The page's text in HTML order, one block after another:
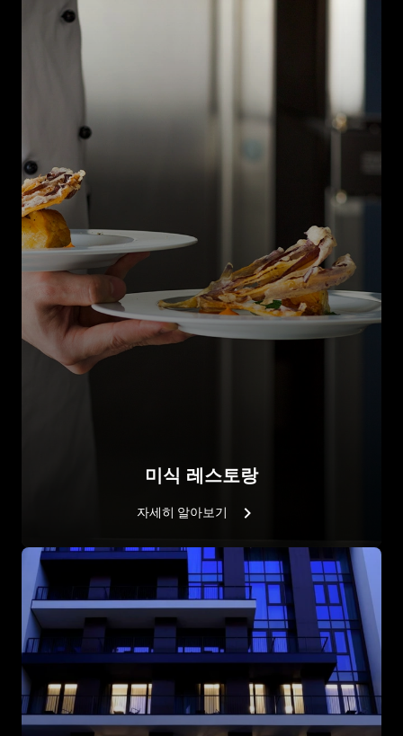
미식 레스토랑
자세히 알아보기